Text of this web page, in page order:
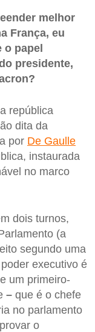
melhor
França, eu
papel
presidente,
república
dita da
por De Gaulle
instaurada
no marco
dois turnos,
(a
segundo uma
executivo é
um primeiro-
– que é o chefe
no parlamento
o